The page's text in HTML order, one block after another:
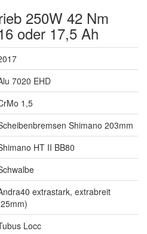
250W 42 Nm
oder 17,5 Ah
7020 EHD
1,5
Shimano 203mm
HT II BB80
extrastark, extrabreit
Locc